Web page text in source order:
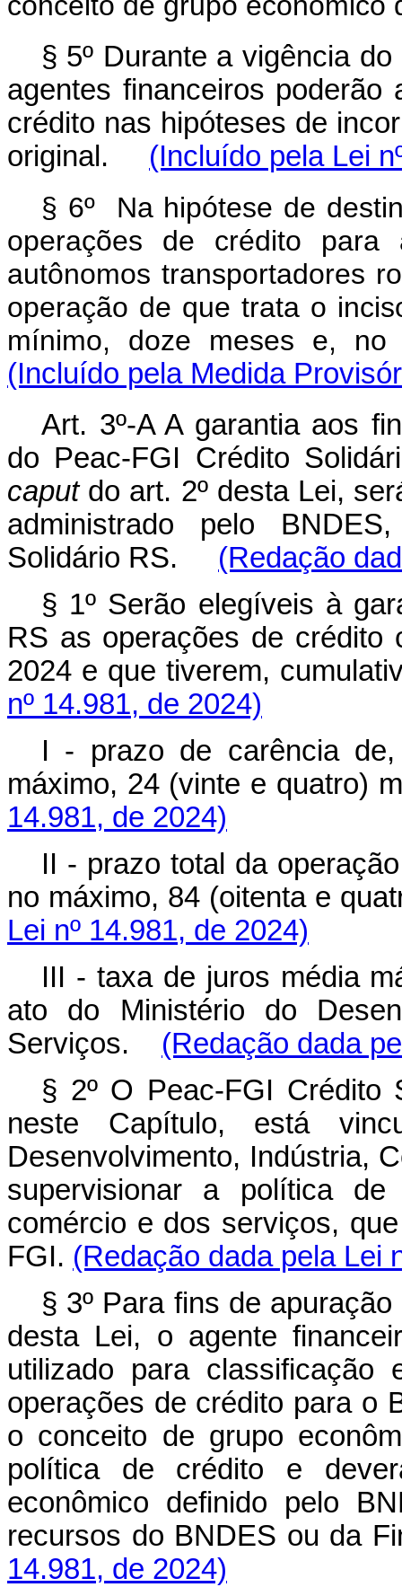
§ 5º Durante a vigência
agentes financeiros
crédito nas hipóteses de
original. (Incluído pela Lei
§ 6º Na hipótese de
operações de crédito
autônomos transportadores
operação de que trata o
mínimo, doze meses e,
(Incluído pela Medida
Art. 3º-A A garantia aos
do Peac-FGI Crédito
caputdo art. 2º desta Lei,
administrado pelo
Solidário RS. (Redação
§ 1º Serão elegíveis à
RS as operações de crédito
2024 e que tiverem,
nº 14.981, de 2024)
I - prazo de carência
máximo, 24 (vinte e
14.981, de 2024)
II - prazo total da
no máximo, 84 (oitenta e
Lei nº 14.981, de 2024)
III - taxa de juros média
ato do Ministério do
Serviços. (Redação dada
§ 2º O Peac-FGI Crédito
neste Capítulo, está
Desenvolvimento, Indústria,
supervisionar a política de
comércio e dos serviços,
FGI. (Redação dada pela Lei
§ 3º Para fins de
desta Lei, o agente
utilizado para
operações de crédito para o
o conceito de grupo
política de crédito e
econômico definido pelo
recursos do BNDES ou da
14.981, de 2024)